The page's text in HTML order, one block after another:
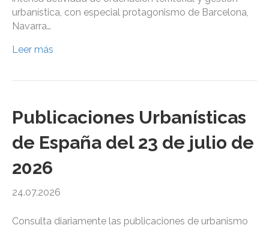
urbanística, con especial protagonismo de Barcelona,
Navarra…
Leer más
Publicaciones Urbanísticas
de España del 23 de julio de
2026
24.07.2026
Consulta diariamente las publicaciones de urbanismo